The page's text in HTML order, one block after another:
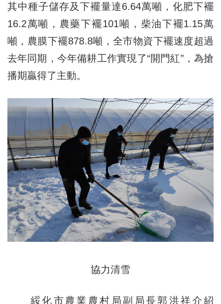
其中種子儲存及下襬量達6.64萬噸，化肥下襬
16.2萬噸，農藥下襬101噸，柴油下襬1.15萬
噸，農膜下襬878.8噸，全市物資下襬速度超過
去年同期，今年備耕工作實現了“開門紅”，為搶
播期贏得了主動。
協力清雪
綏化市農業農村局副局長郭洪祥介紹